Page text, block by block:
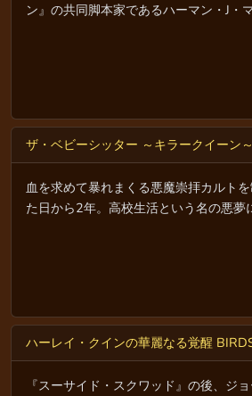
ン』の共同脚本家であるハーマン・J・
ザ・ベビーシッター ～キラークイーン～
血を求めて暴れまくる悪魔崇拝カルトを
た日から2年。高校生活という名の悪夢
ハーレイ・クインの華麗なる覚醒
『スーサイド・スクワッド』の後、ジ